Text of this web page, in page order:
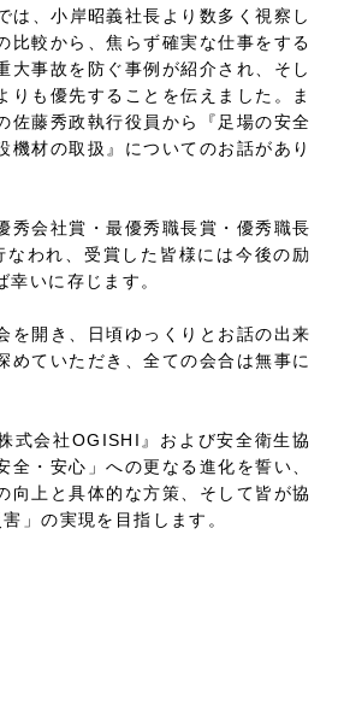
は、小岸昭義社長より数多く視察し
比較から、焦らず確実な仕事をする
大事故を防ぐ事例が紹介され、そし
りも優先することを伝えました。ま
佐藤秀政執行役員から『足場の安全
機材の取扱』についてのお話があり
秀会社賞・最優秀職長賞・優秀職長
われ、受賞した皆様には今後の励
いに存じます。
を開き、日頃ゆっくりとお話の出来
めていただき、全ての会合は無事に
式会社OGISHI』および安全衛生協
全・安心」への更なる進化を誓い、
向上と具体的な方策、そして皆が協
」の実現を目指します。